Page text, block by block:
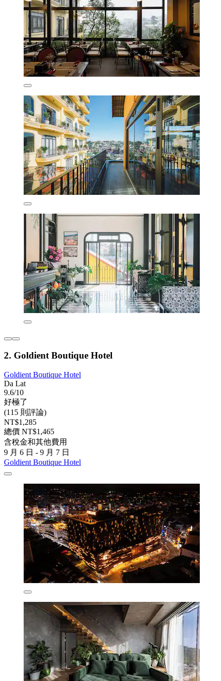
2. Goldient Boutique Hotel
Goldient Boutique Hotel
Da Lat
9.6/10
好極了
(115 則評論)
NT$1,285
總價 NT$1,465
含稅金和其他費用
9 月 6 日 - 9 月 7 日
Goldient Boutique Hotel